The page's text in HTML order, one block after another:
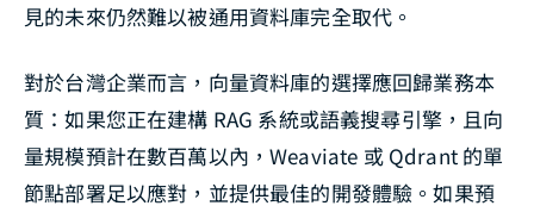
見的未來仍然難以被通用資料庫完全取代。
對於台灣企業而言，向量資料庫的選擇應回歸業務本
質：如果您正在建構 RAG 系統或語義搜尋引擎，且向
量規模預計在數百萬以內，Weaviate 或 Qdrant 的單
節點部署足以應對，並提供最佳的開發體驗。如果預